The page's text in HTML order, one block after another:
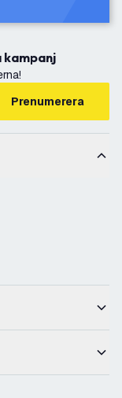
kampanj
Prenumerera